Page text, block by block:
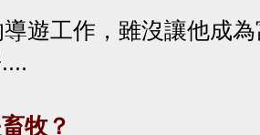
遊工作，雖沒讓他成
牧？